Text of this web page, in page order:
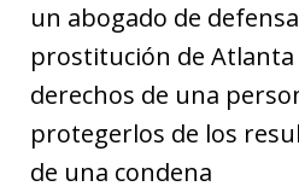
un abogado de
prostitución de
derechos de una
protegerlos de los
de una condena